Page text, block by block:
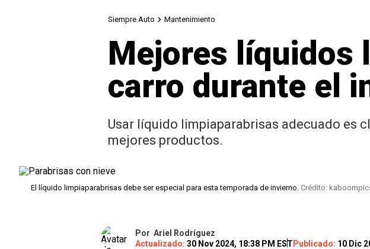
Siempre Auto Mantenimiento
Mejores líquidos
carro durante el
Usar líquido limpiaparabrisas adecuado es
mejores productos.
El líquido limpiaparabrisas debe ser especial para esta temporada de invierno. Crédito:
Por Ariel Rodríguez
Actualizado: 30 Nov 2024, 18:38 PM EST Publicado: 10 Dic